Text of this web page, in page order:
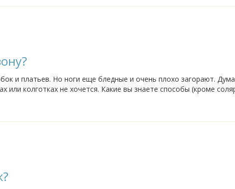
и платьев. Но ноги еще бледные и очень плохо загорают.
или колготках не хочется. Какие вы знаете способы (кроме